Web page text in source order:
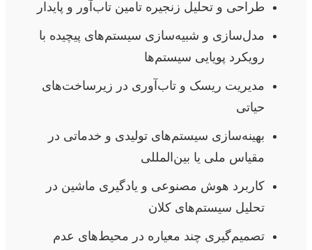
طراحی و تحلیل زنجیره تامین تاب‌آور و پایدار
مدل‌سازی و شبیه‌سازی سیستم‌های پیچیده با
رویکرد پویایی سیستم‌ها
مدیریت ریسک و تاب‌آوری در زیرساخت‌های
حیاتی
بهینه‌سازی سیستم‌های تولیدی و خدماتی در
مقیاس ملی یا بین‌المللی
کاربرد هوش مصنوعی و یادگیری ماشین در
تحلیل سیستم‌های کلان
تصمیم‌گیری چند معیاره در محیط‌های عدم